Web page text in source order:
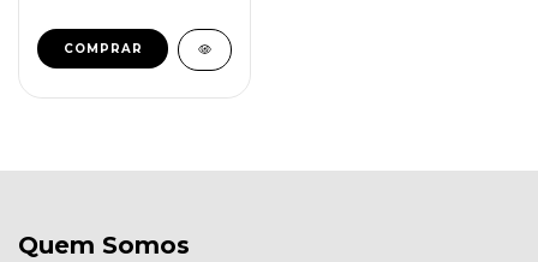
COMPRAR
Quem Somos